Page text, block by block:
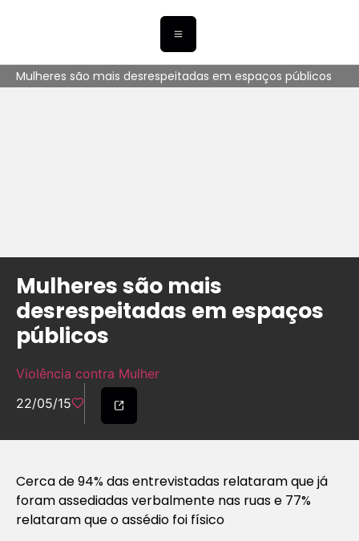
Mulheres são mais desrespeitadas em espaços públicos
Mulheres são mais
desrespeitadas em espaços
públicos
Violência contra Mulher
22/05/15
Cerca de 94% das entrevistadas relataram que já
foram assediadas verbalmente nas ruas e 77%
relataram que o assédio foi físico